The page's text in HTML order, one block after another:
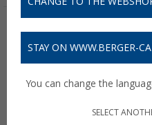
-13%
STAY ON WWW.BERGER-
You can change the
SELECT